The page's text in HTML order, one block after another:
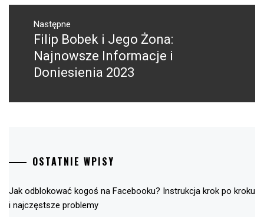
Następne
Następny
post:
Filip Bobek i Jego Żona:
Najnowsze Informacje i
Doniesienia 2023
OSTATNIE WPISY
Jak odblokować kogoś na Facebooku? Instrukcja krok po kroku
i najczęstsze problemy